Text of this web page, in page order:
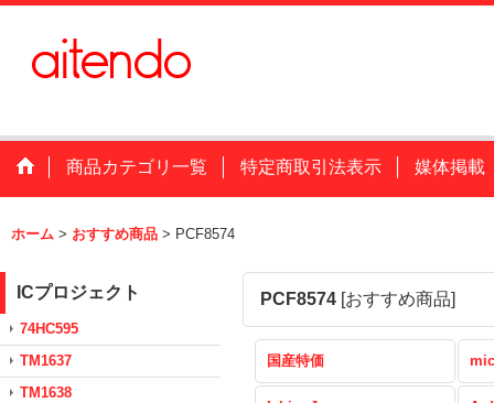
商品カテゴリ一覧 特定商取引法表示 媒体掲載
ホーム > おすすめ商品 > PCF8574
ICプロジェクト
74HC595
TM1637
TM1638
PCF8574 [おすすめ商品]
国産特価